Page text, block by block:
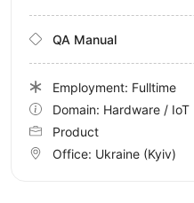
QA Manual
Employment: Fulltime
Domain: Hardware / IoT
Product
Office: Ukraine (Kyiv)